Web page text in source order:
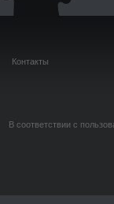
Контакты
В соответствии с